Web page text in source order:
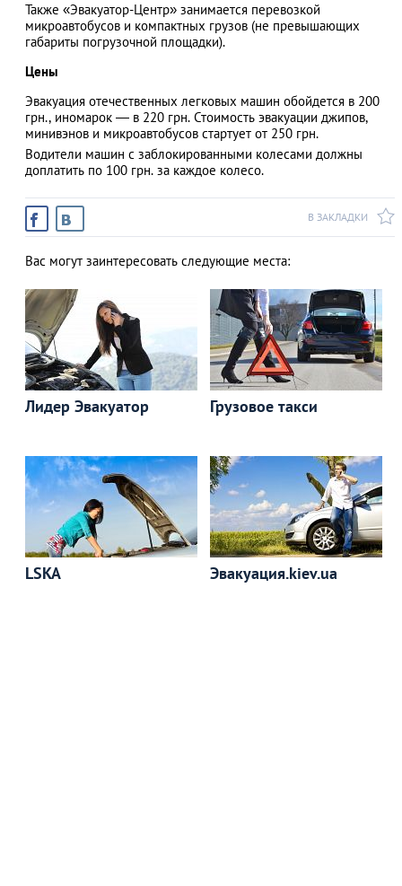
АЗАД
Также «Эвакуатор-Центр» занимается перевозкой
микроавтобусов и компактных грузов (не превышающих
габариты погрузочной площадки).
Цены
Эвакуация отечественных легковых машин обойдется в 200
грн., иномарок — в 220 грн. Стоимость эвакуации джипов,
минивэнов и микроавтобусов стартует от 250 грн.
Водители машин с заблокированными колесами должны
доплатить по 100 грн. за каждое колесо.
В ЗАКЛАДКИ
Вас могут заинтересовать следующие места:
Лидер Эвакуатор Грузовое такси
LSKA Эвакуация.kiev.ua